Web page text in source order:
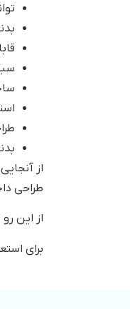
از
طراحی
از این
برای استعلام